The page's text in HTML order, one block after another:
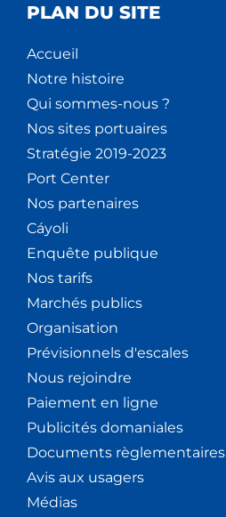
PLAN DU SITE
Accueil
Notre histoire
Qui sommes-nous ?
Nos sites portuaires
Stratégie 2019-2023
Port Center
Nos partenaires
Cáyoli
Enquête publique
Nos tarifs
Marchés publics
Organisation
Prévisionnels d'escales
Nous rejoindre
Paiement en ligne
Publicités domaniales
Documents règlementaires
Avis aux usagers
Médias